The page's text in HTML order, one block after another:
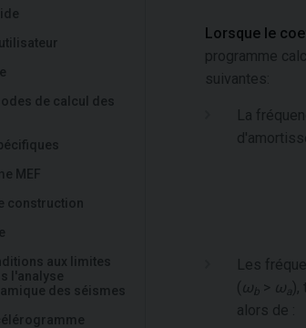
de calcul des
MEF
construction
aux limites
l'analyse
des séismes
Lorsque le
programme
suivantes:
La
Les
( ωb > ωa),
alors de :